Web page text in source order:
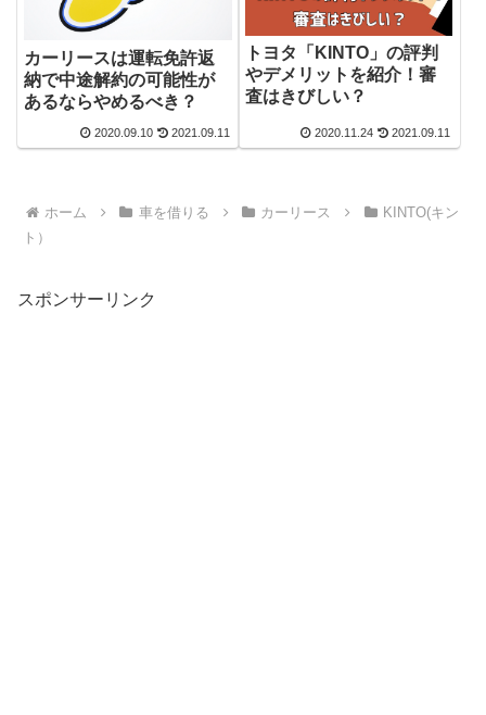
カーリースは運転免許返
納で中途解約の可能性が
あるならやめるべき？
2020.09.10 2021.09.11
トヨタ「KINTO」の評判
やデメリットを紹介！審
査はきびしい？
2020.11.24 2021.09.11
ホーム 車を借りる カーリース
KINTO(キン
ト）
スポンサーリンク